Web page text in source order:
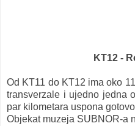
KT12 -
Od KT11 do KT12 ima oko
transverzale i ujedno jedna
par kilometara uspona
Objekat muzeja SUBNOR-a